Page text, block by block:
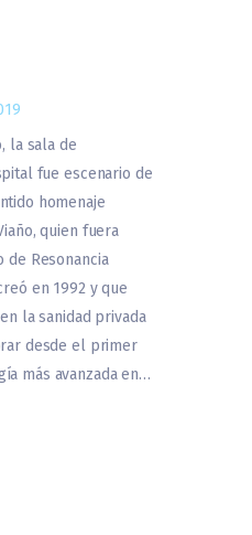
la sala de
fue escenario de
homenaje
quien fuera
Resonancia
en 1992 y que
la sanidad privada
desde el primer
más avanzada en…